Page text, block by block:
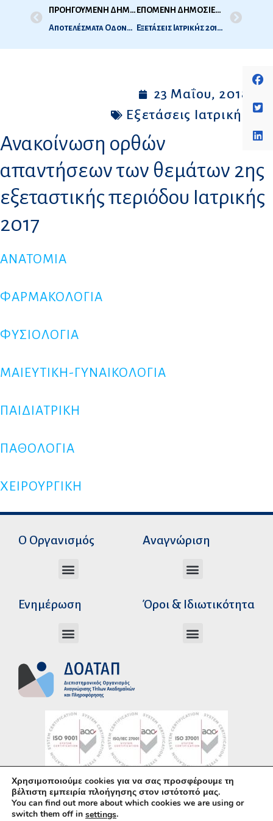
ΠΡΟΗΓΟΥΜΕΝΗ ΔΗΜΟΣΙΕΥΣΗ
Αποτελέσματα Οδοντιατρικής 1ης Εξεταστικής (Μαϊου) 2018
ΕΠΟΜΕΝΗ ΔΗΜΟΣΙΕΥΣΗ
Εξετάσεις Ιατρικής 2018 -1η Εξεταστική περίοδος, Ιούνιος 2018 – Ώρες Προσέλευσης
23 Μαΐου, 2018
Εξετάσεις Ιατρικής
Ανακοίνωση ορθών
απαντήσεων των θεμάτων 2ης
εξεταστικής περιόδου Iατρικής
2017
ΑΝΑΤΟΜΙΑ
ΦΑΡΜΑΚΟΛΟΓΙΑ
ΦΥΣΙΟΛΟΓΙΑ
ΜΑΙΕΥΤΙΚΗ-ΓΥΝΑΙΚΟΛΟΓΙΑ
ΠΑΙΔΙΑΤΡΙΚΗ
ΠΑΘΟΛΟΓΙΑ
ΧΕΙΡΟΥΡΓΙΚΗ
Ο Οργανισμός Αναγνώριση
Ενημέρωση Όροι & Ιδιωτικότητα
Υλοποίηση με χρήση τουΑνοικτού Λογισμικού
WordPress• Άδεια χρήσης περιεχομένου:CC–
Χρησιμοποιούμε cookies για να σας προσφέρουμε τη
βέλτιστη εμπειρία πλοήγησης στον ιστότοπό μας.
You can find out more about which cookies we are using or
switch them off in settings.